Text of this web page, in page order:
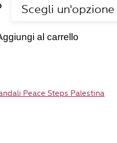
al carrello
Peace Steps Palestina